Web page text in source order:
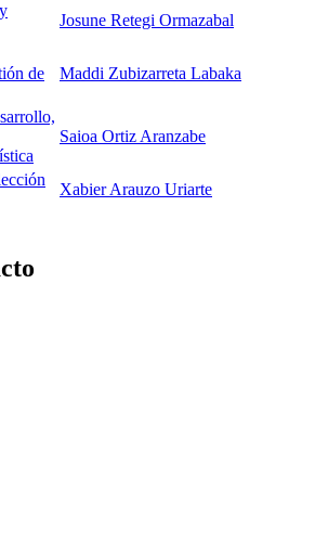
Josune Retegi Ormazabal
de
Maddi Zubizarreta Labaka
Saioa Ortiz Aranzabe
Xabier Arauzo Uriarte